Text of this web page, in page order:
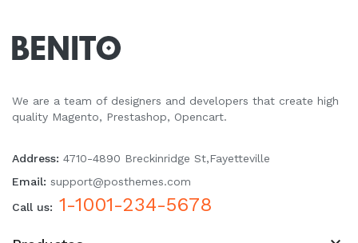
We are a team of designers and developers that create high
quality Magento, Prestashop, Opencart.
Address: 4710-4890 Breckinridge St,Fayetteville
Email: support@posthemes.com
Call us: 1-1001-234-5678